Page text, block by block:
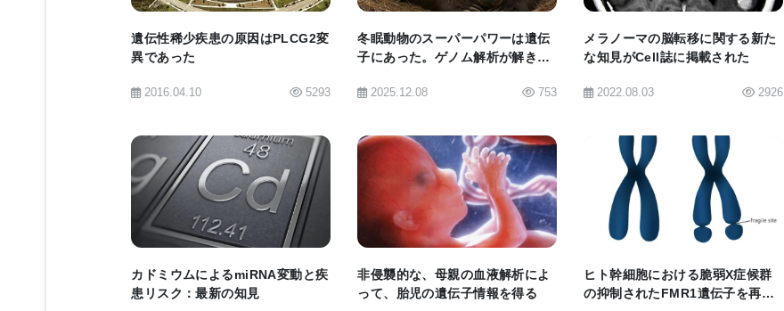
研究チームはこの知見を確認するために、他のEPIC患者1322人を選び、スクリーニングし
た。エクソームシーケンシングプロジェクトの研究チームは本研究と類似した方法で、肥満
や心臓発作、そして高血圧など、他の慢性疾患の耐性および易感性における遺伝学を調べて
いる。例えば心臓病とリンクしている遺伝子変異を計るため、コレステロール値が正常な人
雑な体質の根本的な遺伝的原因を追究するためには、さらに大きなサンプル数のエクソーム
シーケンシングが必要となるだろう、と研究チームは述べる。「エクソームシーケンシング
のコストが急速に下がり、より効率的な統計解析が利用可能になりつつあるため、このアプ
ローチ法は医療研究者の感心を引き続けることでしょう。」と、バムシャッド博士は予測す
る。
遺伝性稀少疾患の原因はPLCG2変
異であった
2016.04.10 5293
冬眠動物のスーパーパワーは遺伝
子にあった。ゲノム解析が解き明
2025.12.08 753
メラノーマの脳転移に関する新た
な知見がCell誌に掲載された
2022.08.03 2926
BIOMARKET JP
カドミウムによるmiRNA変動と疾
患リスク：最新の知見
BIOMARKET JP
非侵襲的な、母親の血液解析によ
って、胎児の遺伝子情報を得る
BIOMARKET JP
ヒト幹細胞における脆弱X症候群
の抑制されたFMR1遺伝子を再活